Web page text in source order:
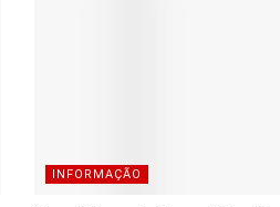
INFORMAÇÃO